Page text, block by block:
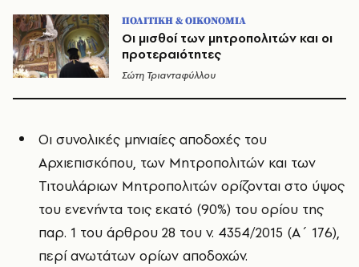
ΠΟΛΙΤΙΚΗ & ΟΙΚΟΝΟΜΙΑ
Οι μισθοί των μητροπολιτών και οι
προτεραιότητες
Σώτη Τριανταφύλλου
Οι συνολικές μηνιαίες αποδοχές του
Αρχιεπισκόπου, των Μητροπολιτών και των
Τιτουλάριων Μητροπολιτών ορίζονται στο ύψος
του ενενήντα τοις εκατό (90%) του ορίου της
παρ. 1 του άρθρου 28 του ν. 4354/2015 (Α΄ 176),
περί ανωτάτων ορίων αποδοχών.